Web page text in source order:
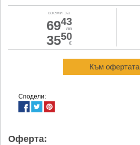
вземи за
6943
лв
3550
€
Към офертата
Сподели:
Оферта: